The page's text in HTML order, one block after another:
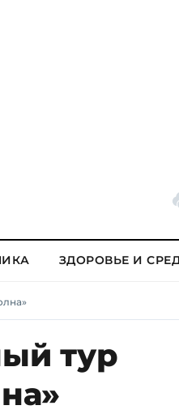
ЗДОРОВЬЕ И
тур